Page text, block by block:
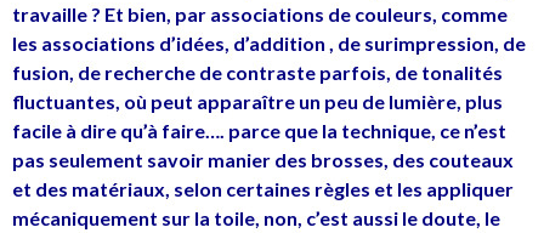
travaille ? Et bien, par associations de couleurs, comme
les associations d’idées, d’addition , de surimpression, de
fusion, de recherche de contraste parfois, de tonalités
fluctuantes, où peut apparaître un peu de lumière, plus
facile à dire qu’à faire…. parce que la technique, ce n’est
pas seulement savoir manier des brosses, des couteaux
et des matériaux, selon certaines règles et les appliquer
mécaniquement sur la toile, non, c’est aussi le doute, le